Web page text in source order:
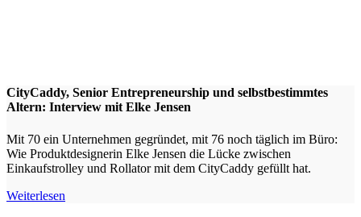
CityCaddy, Senior Entrepreneurship und selbstbestimmtes
Altern: Interview mit Elke Jensen
Mit 70 ein Unternehmen gegründet, mit 76 noch täglich im Büro:
Wie Produktdesignerin Elke Jensen die Lücke zwischen
Einkaufstrolley und Rollator mit dem CityCaddy gefüllt hat.
Weiterlesen